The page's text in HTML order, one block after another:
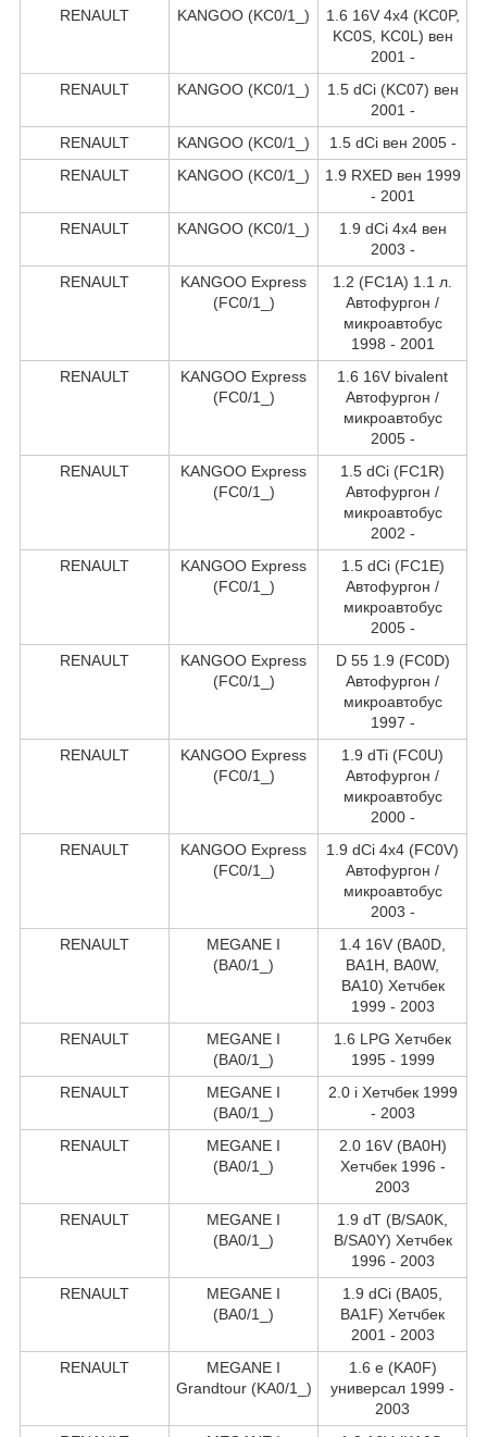
RENAULT KANGOO (KC0/1_)
1.6 16V 4x4 (KC0P,
KC0S, KC0L) вен
2001 -
RENAULT
KANGOO (KC0/1_)
1.5 dCi (KC07) вен
2001 -
RENAULT
KANGOO (KC0/1_)
1.5 dCi вен 2005 -
RENAULT
KANGOO (KC0/1_)
1.9 RXED вен 1999
- 2001
RENAULT
KANGOO (KC0/1_)
1.9 dCi 4x4 вен
2003 -
RENAULT
KANGOO Express
(FC0/1_)
1.2 (FC1A) 1.1 л.
Автофургон /
микроавтобус
1998 - 2001
RENAULT
KANGOO Express
(FC0/1_)
1.6 16V bivalent
Автофургон /
микроавтобус
2005 -
RENAULT
KANGOO Express
(FC0/1_)
1.5 dCi (FC1R)
Автофургон /
микроавтобус
2002 -
RENAULT
KANGOO Express
(FC0/1_)
1.5 dCi (FC1E)
Автофургон /
микроавтобус
2005 -
RENAULT
KANGOO Express
(FC0/1_)
D 55 1.9 (FC0D)
Автофургон /
микроавтобус
1997 -
RENAULT
KANGOO Express
(FC0/1_)
1.9 dTi (FC0U)
Автофургон /
микроавтобус
2000 -
RENAULT
KANGOO Express
(FC0/1_)
1.9 dCi 4x4 (FC0V)
Автофургон /
микроавтобус
2003 -
RENAULT
MEGANE I
(BA0/1_)
1.4 16V (BA0D,
BA1H, BA0W,
BA10) Хетчбек
1999 - 2003
RENAULT
MEGANE I
(BA0/1_)
1.6 LPG Хетчбек
1995 - 1999
RENAULT
MEGANE I
(BA0/1_)
2.0 i Хетчбек 1999
- 2003
RENAULT
MEGANE I
(BA0/1_)
2.0 16V (BA0H)
Хетчбек 1996 -
2003
RENAULT
MEGANE I
(BA0/1_)
1.9 dT (B/SA0K,
B/SA0Y) Хетчбек
1996 - 2003
RENAULT
MEGANE I
(BA0/1_)
1.9 dCi (BA05,
BA1F) Хетчбек
2001 - 2003
RENAULT
MEGANE I
Grandtour (KA0/1_)
1.6 e (KA0F)
универсал 1999 -
2003